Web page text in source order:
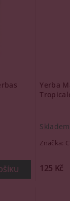
Yerba
Skladem
Značka:
125 Kč